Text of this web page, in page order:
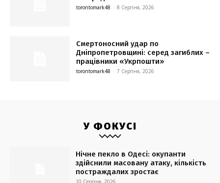
torontomark48 - 8 Серпня, 2026
Смертоносний удар по
Дніпропетровщині: серед загиблих –
працівники «Укрпошти»
torontomark48 - 7 Серпня, 2026
У ФОКУСІ
Нічне пекло в Одесі: окупанти
здійснили масовану атаку, кількість
постраждалих зростає
10 Серпня, 2026